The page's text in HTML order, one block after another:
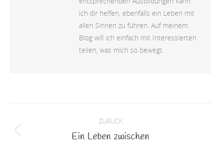
ich dir helfen, ebenfalls ein Leben mit
allen Sinnen zu führen. Auf meinem
Blog will ich einfach mit Interessierten
teilen, was mich so bewegt.
Kommentarnavigation
ZURÜCK
Vorheriger
Ein Leben zwischen